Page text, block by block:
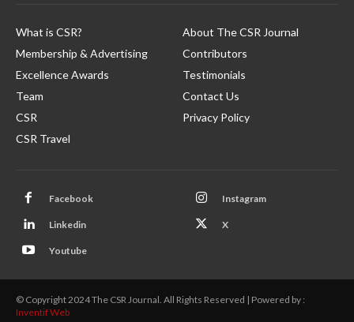
What is CSR?
Membership & Advertising
Excellence Awards
Team
CSR
CSR Travel
About The CSR Journal
Contributors
Testimonials
Contact Us
Privacy Policy
Facebook Instagram
Linkedin X
Youtube
© Copyright 2024 The CSR Journal. All Rights Reserved | Powered by :
Inventif Web